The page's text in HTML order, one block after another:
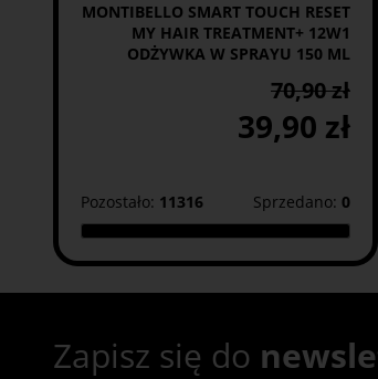
MONTIBELLO SMART TOUCH RESET
MY HAIR TREATMENT+ 12W1
ODŻYWKA W SPRAYU 150 ML
70,90 zł
39,90 zł
Pozostało: 11316 Sprzedano: 0
Zapisz się do